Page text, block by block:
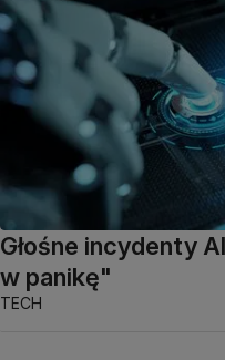
Głośne incydenty
w panikę"
TECH